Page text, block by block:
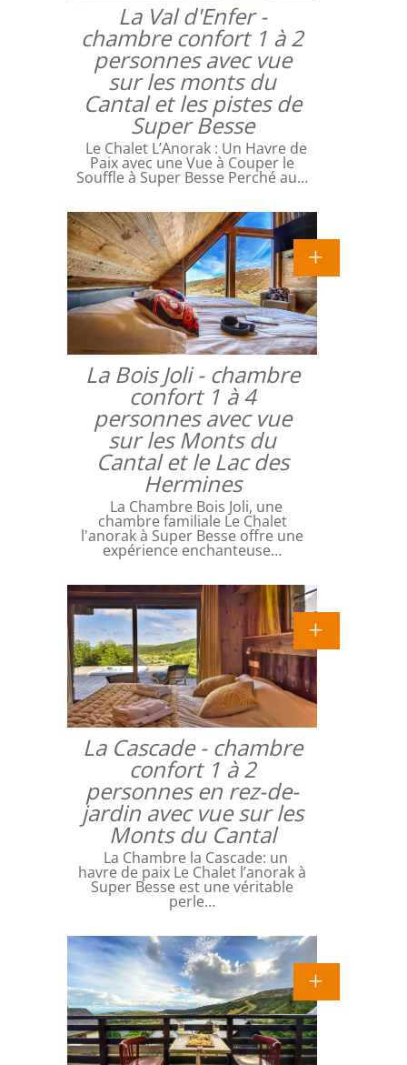
La Val d'Enfer -
chambre confort 1 à 2
personnes avec vue
sur les monts du
Cantal et les pistes de
Super Besse
Le Chalet L’Anorak : Un Havre de
Paix avec une Vue à Couper le
Souffle à Super Besse Perché au…
La Bois Joli - chambre
confort 1 à 4
personnes avec vue
sur les Monts du
Cantal et le Lac des
Hermines
La Chambre Bois Joli, une
chambre familiale Le Chalet
l'anorak à Super Besse offre une
expérience enchanteuse…
La Cascade - chambre
confort 1 à 2
personnes en rez-de-
jardin avec vue sur les
Monts du Cantal
La Chambre la Cascade: un
havre de paix Le Chalet l’anorak à
Super Besse est une véritable
perle…